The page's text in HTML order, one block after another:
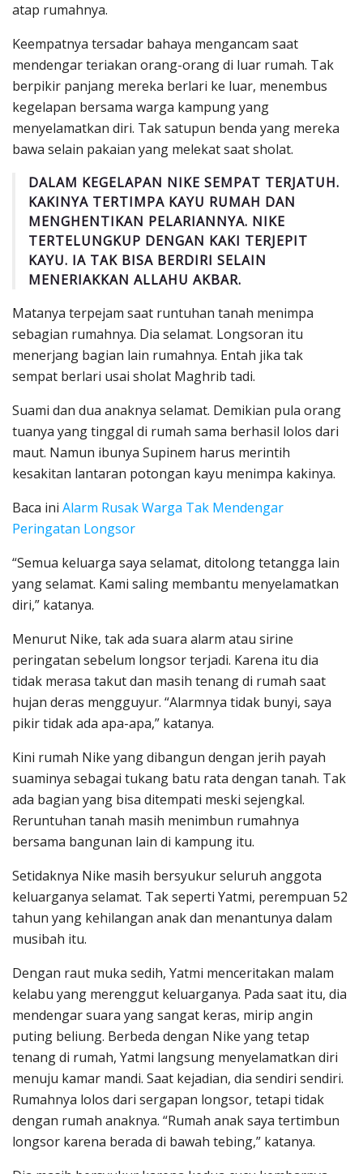
atap rumahnya.
Keempatnya tersadar bahaya mengancam saat
mendengar teriakan orang-orang di luar rumah. Tak
berpikir panjang mereka berlari ke luar, menembus
kegelapan bersama warga kampung yang
menyelamatkan diri. Tak satupun benda yang mereka
bawa selain pakaian yang melekat saat sholat.
DALAM KEGELAPAN NIKE SEMPAT TERJATUH.
KAKINYA TERTIMPA KAYU RUMAH DAN
MENGHENTIKAN PELARIANNYA. NIKE
TERTELUNGKUP DENGAN KAKI TERJEPIT
KAYU. IA TAK BISA BERDIRI SELAIN
MENERIAKKAN ALLAHU AKBAR.
Matanya terpejam saat runtuhan tanah menimpa
sebagian rumahnya. Dia selamat. Longsoran itu
menerjang bagian lain rumahnya. Entah jika tak
sempat berlari usai sholat Maghrib tadi.
Suami dan dua anaknya selamat. Demikian pula orang
tuanya yang tinggal di rumah sama berhasil lolos dari
maut. Namun ibunya Supinem harus merintih
kesakitan lantaran potongan kayu menimpa kakinya.
Baca ini Alarm Rusak Warga Tak Mendengar
Peringatan Longsor
“Semua keluarga saya selamat, ditolong tetangga lain
yang selamat. Kami saling membantu menyelamatkan
diri,” katanya.
Menurut Nike, tak ada suara alarm atau sirine
peringatan sebelum longsor terjadi. Karena itu dia
tidak merasa takut dan masih tenang di rumah saat
hujan deras mengguyur. “Alarmnya tidak bunyi, saya
pikir tidak ada apa-apa,” katanya.
Kini rumah Nike yang dibangun dengan jerih payah
suaminya sebagai tukang batu rata dengan tanah. Tak
ada bagian yang bisa ditempati meski sejengkal.
Reruntuhan tanah masih menimbun rumahnya
bersama bangunan lain di kampung itu.
Setidaknya Nike masih bersyukur seluruh anggota
keluarganya selamat. Tak seperti Yatmi, perempuan 52
tahun yang kehilangan anak dan menantunya dalam
musibah itu.
Dengan raut muka sedih, Yatmi menceritakan malam
kelabu yang merenggut keluarganya. Pada saat itu, dia
mendengar suara yang sangat keras, mirip angin
puting beliung. Berbeda dengan Nike yang tetap
tenang di rumah, Yatmi langsung menyelamatkan diri
menuju kamar mandi. Saat kejadian, dia sendiri sendiri.
Rumahnya lolos dari sergapan longsor, tetapi tidak
dengan rumah anaknya. “Rumah anak saya tertimbun
longsor karena berada di bawah tebing,” katanya.